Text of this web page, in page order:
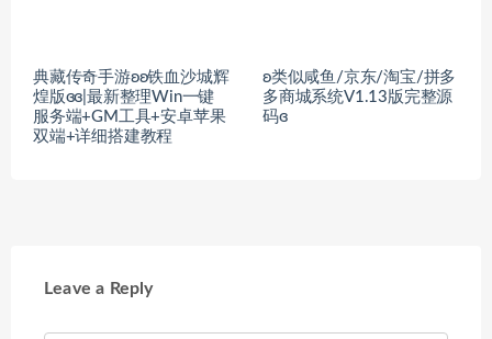
典藏传奇手游ʚʚ铁血沙城辉
煌版ɞɞ|最新整理Win一键
服务端+GM工具+安卓苹果
双端+详细搭建教程
ʚ类似咸鱼/京东/淘宝/拼多
多商城系统V1.13版完整源
码ɞ
Leave a Reply